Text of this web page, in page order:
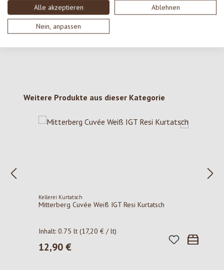
Alle akzeptieren Ablehnen
Nein, anpassen
deine Erkenntnisse mit anderen.
Produktgalerie überspringen
Weitere Produkte aus dieser Kategorie
Kellerei Kurtatsch
Mitterberg Cuvée Weiß IGT Resi Kurtatsch
Inhalt:0.75 lt(17,20 € / lt)
Regulärer Preis:
12,90 €